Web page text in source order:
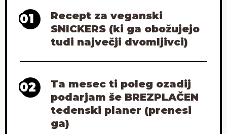
01
Recept za veganski
SNICKERS (ki ga obožujejo
tudi največji dvomljivci)
02
Ta mesec ti poleg ozadij
podarjam še BREZPLAČEN
tedenski planer (prenesi
ga)